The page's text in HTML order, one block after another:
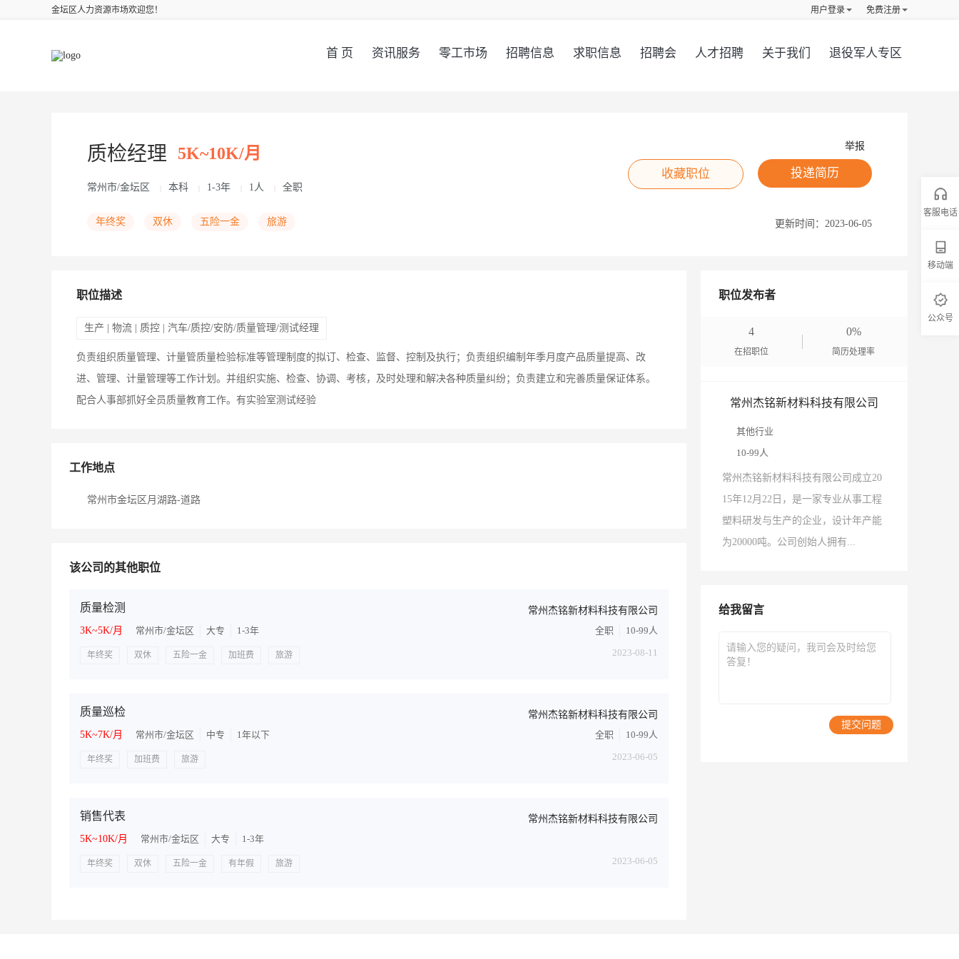
金坛区人力资源市场欢迎您！ 免费注册
用户登录
首 页 资讯服务 零工市场 招聘信息 求职信息 招聘会 人才招聘 关于我们 退役军人专区
质检经理 5K~10K/月
常州市/金坛区 本科 1-3年 1人 全职
年终奖 双休 五险一金 旅游
举报
投递简历
收藏职位
更新时间： 2023-06-05
职位描述
生产 | 物流 | 质控 | 汽车/质控/安防/质量管理/测试经理
负责组织质量管理、计量管质量检验标准等管理制度的拟订、检查、监督、控制及执行；负责组织编制年季月度产品质量提高、改
进、管理、计量管理等工作计划。并组织实施、检查、协调、考核，及时处理和解决各种质量纠纷；负责建立和完善质量保证体系。
配合人事部抓好全员质量教育工作。有实验室测试经验
工作地点
常州市金坛区月湖路-道路
该公司的其他职位
质量检测
常州杰铭新材料科技有限公司
3K~5K/月
常州市/金坛区 大专 1-3年 全职 10-99人
年终奖 双休 五险一金 加班费 旅游 2023-08-11
质量巡检
常州杰铭新材料科技有限公司
5K~7K/月
常州市/金坛区 中专 1年以下 全职 10-99人
年终奖 加班费 旅游 2023-06-05
销售代表
常州杰铭新材料科技有限公司
5K~10K/月
常州市/金坛区 大专 1-3年
年终奖 双休 五险一金 有年假 旅游 2023-06-05
职位发布者
4
在招职位
0%
简历处理率
常州杰铭新材料科技有限公司
其他行业
10-99人
常州杰铭新材料科技有限公司成立20
15年12月22日，是一家专业从事工程
塑料研发与生产的企业，设计年产能
为20000吨。公司创始人拥有...
给我留言
提交问题
客服电话
移动端
公众号